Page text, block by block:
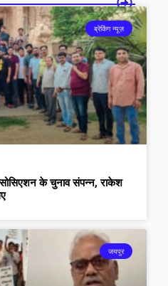
ब्रेकिंग न्यूज़
के चुनाव संपन्न, राकेश
जयपुर